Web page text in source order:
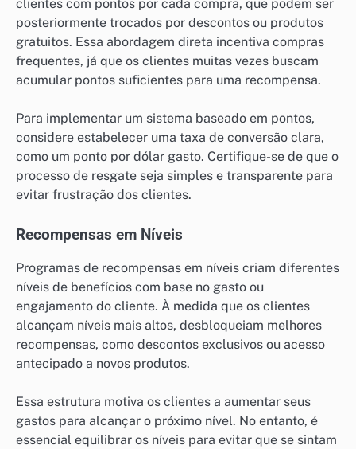
clientes com pontos por cada compra, que podem ser
posteriormente trocados por descontos ou produtos
gratuitos. Essa abordagem direta incentiva compras
frequentes, já que os clientes muitas vezes buscam
acumular pontos suficientes para uma recompensa.
Para implementar um sistema baseado em pontos,
considere estabelecer uma taxa de conversão clara,
como um ponto por dólar gasto. Certifique-se de que o
processo de resgate seja simples e transparente para
evitar frustração dos clientes.
Recompensas em Níveis
Programas de recompensas em níveis criam diferentes
níveis de benefícios com base no gasto ou
engajamento do cliente. À medida que os clientes
alcançam níveis mais altos, desbloqueiam melhores
recompensas, como descontos exclusivos ou acesso
antecipado a novos produtos.
Essa estrutura motiva os clientes a aumentar seus
gastos para alcançar o próximo nível. No entanto, é
essencial equilibrar os níveis para evitar que se sintam